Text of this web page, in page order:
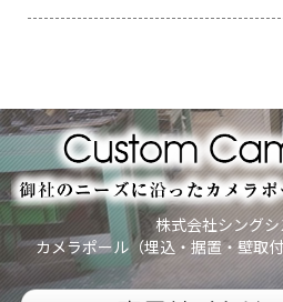
株式会社シング
カメラポール（埋込・据置・壁取